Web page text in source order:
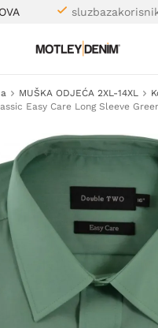
MUŠKA ODJEĆA 2XL-14XL
Easy Care Long Sleeve